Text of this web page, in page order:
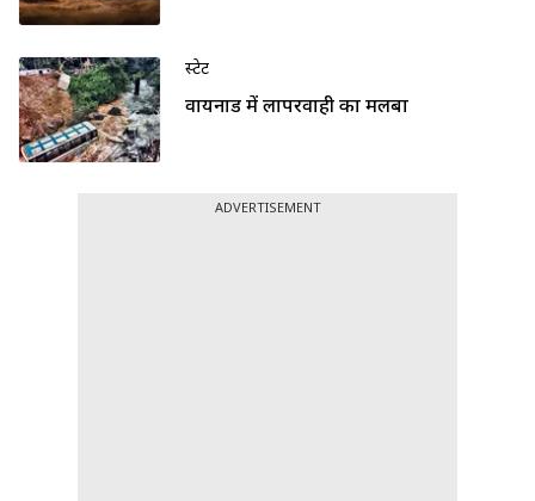
स्टेट
वायनाड में लापरवाही का मलबा
ADVERTISEMENT